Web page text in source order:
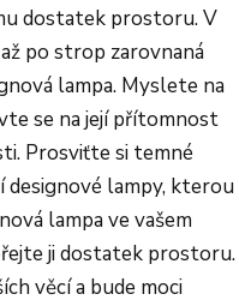
dostatek prostoru. V
až po strop zarovnaná
lampa. Myslete na
se na její přítomnost
Prosviťte si temné
designové lampy, kterou
lampa ve vašem
ji dostatek prostoru.
věcí a bude moci